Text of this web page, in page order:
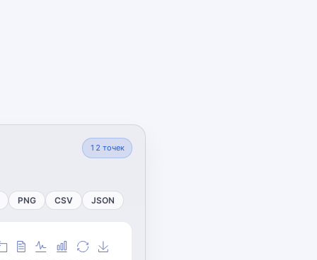
12 точек
PNG CSV JSON